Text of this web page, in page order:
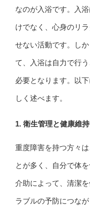
なのが入浴です。入
けでなく、心身のリ
せない活動です。し
て、入浴は自力で行
必要となります。以
しく述べます。
1. 衛生管理と健康維持
重度障害を持つ方々
とが多く、自分で体
介助によって、清潔
ラブルの予防につな